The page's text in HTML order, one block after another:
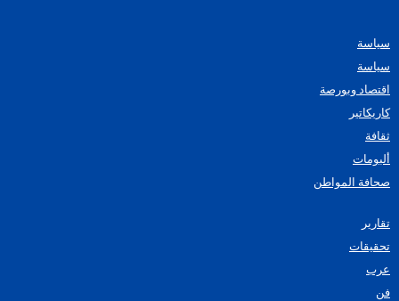
سياسة
سياسة
اقتصاد وبورصة
كاريكاتير
ثقافة
ألبومات
صحافة المواطن
تقارير
تحقيقات
عرب
فن